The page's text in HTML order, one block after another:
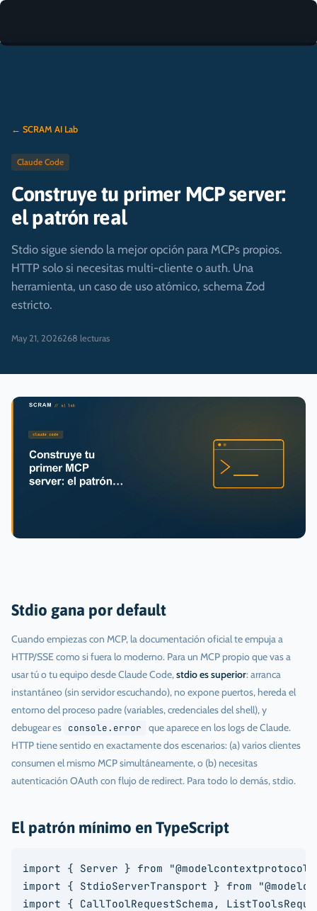
← SCRAM AI Lab
Claude Code
Construye tu primer MCP server:
el patrón real
Stdio sigue siendo la mejor opción para MCPs propios.
HTTP solo si necesitas multi-cliente o auth. Una
herramienta, un caso de uso atómico, schema Zod
estricto.
May 21, 2026268 lecturas
Stdio gana por default
Cuando empiezas con MCP, la documentación oficial te empuja a
HTTP/SSE como si fuera lo moderno. Para un MCP propio que vas a
usar tú o tu equipo desde Claude Code,stdio es superior: arranca
instantáneo (sin servidor escuchando), no expone puertos, hereda el
entorno del proceso padre (variables, credenciales del shell), y
debugear es console.error
que aparece en los logs de Claude.
HTTP tiene sentido en exactamente dos escenarios: (a) varios clientes
consumen el mismo MCP simultáneamente, o (b) necesitas
autenticación OAuth con flujo de redirect. Para todo lo demás, stdio.
El patrón mínimo en TypeScript
import { Server } from
import { StdioServerTransport } from
import { CallToolRequestSchema,